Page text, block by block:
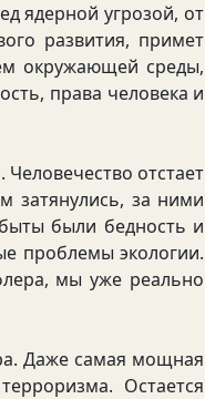
ядерной угрозой, от
развития, примет
окружающей среды,
права человека и
отстает
затянулись, за ними
были бедность и
проблемы экологии.
мы уже реально
Даже самая мощная
Остается